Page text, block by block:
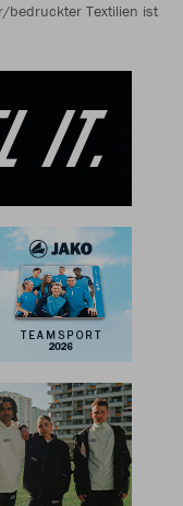
bedruckter Textilien ist